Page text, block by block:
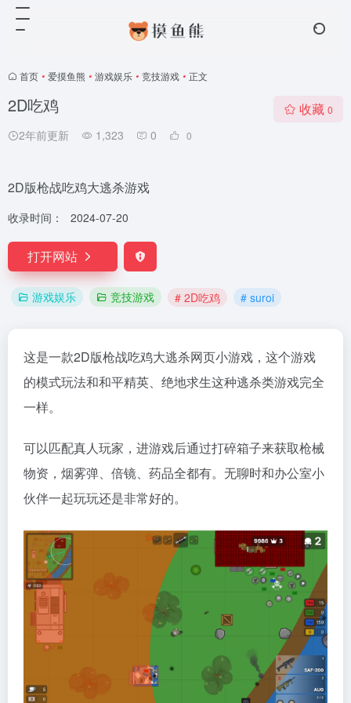
首页 • 爱摸鱼熊 • 游戏娱乐 • 竞技游戏 • 正文
2D吃鸡
2年前更新 1,323 0 0
收藏 0
2D版枪战吃鸡大逃杀游戏
收录时间： 2024-07-20
打开网站
游戏娱乐 竞技游戏 # 2D吃鸡 # suroi
这是一款2D版枪战吃鸡大逃杀网页小游戏，这个游戏
的模式玩法和和平精英、绝地求生这种逃杀类游戏完全
一样。
可以匹配真人玩家，进游戏后通过打碎箱子来获取枪械
物资，烟雾弹、倍镜、药品全都有。无聊时和办公室小
伙伴一起玩玩还是非常好的。